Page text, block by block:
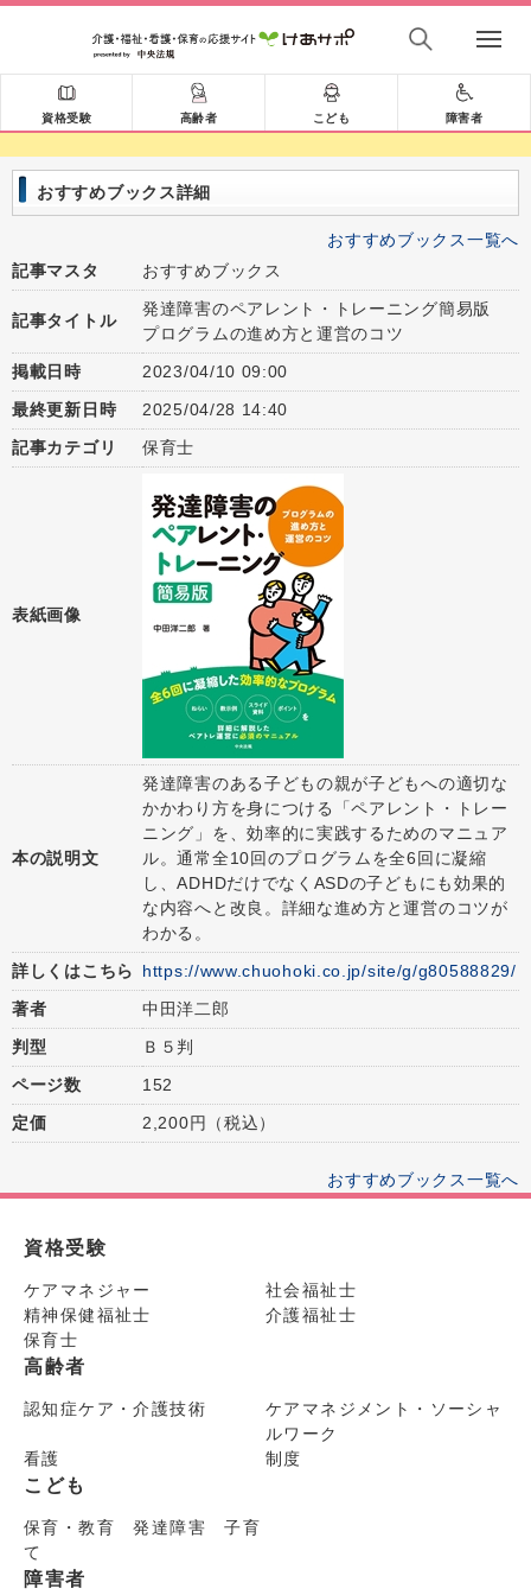
資格受験 高齢者 こども 障害者
おすすめブックス詳細
おすすめブックス一覧へ
記事マスタ
おすすめブックス
記事タイトル
発達障害のペアレント・トレーニング簡易版
プログラムの進め方と運営のコツ
掲載日時
2023/04/10 09:00
最終更新日時
2025/04/28 14:40
記事カテゴリ
保育士
表紙画像
本の説明文
発達障害のある子どもの親が子どもへの適切な
かかわり方を身につける「ペアレント・トレー
ニング」を、効率的に実践するためのマニュア
ル。通常全10回のプログラムを全6回に凝縮
し、ADHDだけでなくASDの子どもにも効果的
な内容へと改良。詳細な進め方と運営のコツが
わかる。
詳しくはこちら
https://www.chuohoki.co.jp/site/g/g80588829/
著者
中田洋二郎
判型
Ｂ５判
ページ数
152
定価
2,200円（税込）
おすすめブックス一覧へ
資格受験
ケアマネジャー
社会福祉士
精神保健福祉士
介護福祉士
保育士
高齢者
認知症ケア・介護技術
ケアマネジメント・ソーシャ
ルワーク
看護
制度
こども
保育・教育 発達障害 子育
て
障害者